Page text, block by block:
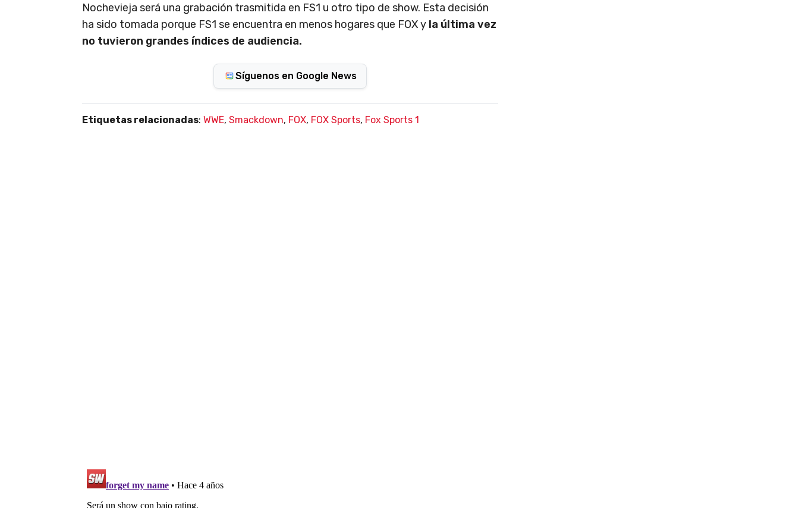
Nochevieja será una grabación trasmitida en FS1 u otro tipo de show. Esta decisión
ha sido tomada porque FS1 se encuentra en menos hogares que FOX y la última vez
no tuvieron grandes índices de audiencia.
Síguenos en Google News
Etiquetas relacionadas: WWE, Smackdown, FOX, FOX Sports, Fox Sports 1